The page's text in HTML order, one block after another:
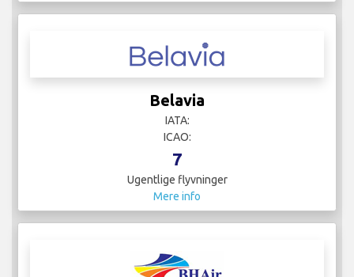
Belavia
IATA:
ICAO:
7
Ugentlige flyvninger
Mere info